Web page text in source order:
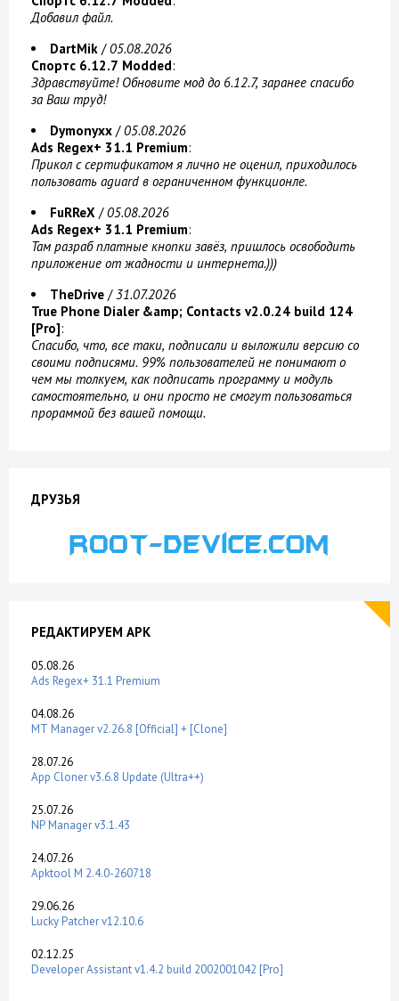
Добавил файл.
DartMik /05.08.2026
Спортс 6.12.7 Modded:
Здравствуйте! Обновите мод до 6.12.7, заранее спасибо
за Ваш труд!
Dymonyxx /05.08.2026
Ads Regex+ 31.1 Premium:
Прикол с сертификатом я лично не оценил, приходилось
пользовать aguard в ограниченном функционле.
FuRReX /05.08.2026
Ads Regex+ 31.1 Premium:
Там разраб платные кнопки завёз, пришлось освободить
приложение от жадности и интернета.)))
TheDrive /31.07.2026
True Phone Dialer &amp; Contacts v2.0.24 build 124
[Pro]:
Спасибо, что, все таки, подписали и выложили версию со
своими подписями. 99% пользователей не понимают о
чем мы толкуем, как подписать программу и модуль
самостоятельно, и они просто не смогут пользоваться
прораммой без вашей помощи.
ДРУЗЬЯ
РЕДАКТИРУЕМ APK
05.08.26
Ads Regex+ 31.1 Premium
04.08.26
MT Manager v2.26.8 [Official] + [Clone]
28.07.26
App Cloner v3.6.8 Update (Ultra++)
25.07.26
NP Manager v3.1.43
24.07.26
Apktool M 2.4.0-260718
29.06.26
Lucky Patcher v12.10.6
02.12.25
Developer Assistant v1.4.2 build 2002001042 [Pro]